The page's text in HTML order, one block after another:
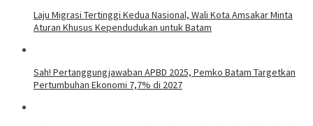
Laju Migrasi Tertinggi Kedua Nasional, Wali Kota Amsakar Minta
Aturan Khusus Kependudukan untuk Batam
Sah! Pertanggungjawaban APBD 2025, Pemko Batam Targetkan
Pertumbuhan Ekonomi 7,7% di 2027